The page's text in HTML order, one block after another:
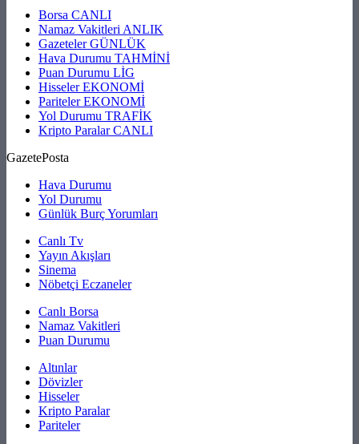
Borsa CANLI
Namaz Vakitleri ANLIK
GazetelerGÜNLÜK
Hava Durumu TAHMİNİ
Puan Durumu LİG
HisselerEKONOMİ
ParitelerEKONOMİ
Yol Durumu TRAFİK
Kripto ParalarCANLI
GazetePosta
Hava Durumu
Yol Durumu
Günlük Burç Yorumları
Canlı Tv
Yayın Akışları
Sinema
Nöbetçi Eczaneler
Canlı Borsa
Namaz Vakitleri
Puan Durumu
Altınlar
Dövizler
Hisseler
Kripto Paralar
Pariteler